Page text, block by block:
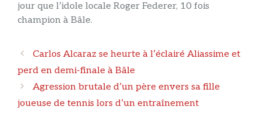
jour que l’idole locale Roger Federer, 10 fois
champion à Bâle.
Navigation
des
articles
Carlos Alcaraz se heurte à l’éclairé Aliassime et
perd en demi-finale à Bâle
Agression brutale d’un père envers sa fille
joueuse de tennis lors d’un entraînement